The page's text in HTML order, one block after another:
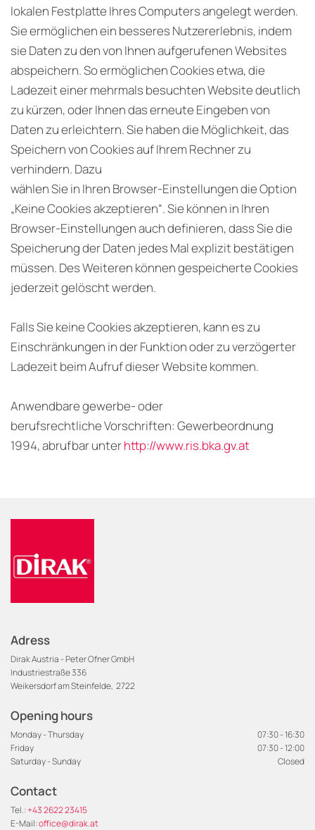
lokalen Festplatte Ihres Computers angelegt werden.
Sie ermöglichen ein besseres Nutzererlebnis, indem
sie Daten zu den von Ihnen aufgerufenen Websites
abspeichern. So ermöglichen Cookies etwa, die
Ladezeit einer mehrmals besuchten Website deutlich
zu kürzen, oder Ihnen das erneute Eingeben von
Daten zu erleichtern. Sie haben die Möglichkeit, das
Speichern von Cookies auf Ihrem Rechner zu
verhindern. Dazu
wählen Sie in Ihren Browser-Einstellungen die Option
„Keine Cookies akzeptieren“. Sie können in Ihren
Browser-Einstellungen auch definieren, dass Sie die
Speicherung der Daten jedes Mal explizit bestätigen
müssen. Des Weiteren können gespeicherte Cookies
jederzeit gelöscht werden.
Falls Sie keine Cookies akzeptieren, kann es zu
Einschränkungen in der Funktion oder zu verzögerter
Ladezeit beim Aufruf dieser Website kommen.
Anwendbare gewerbe- oder
berufsrechtliche Vorschriften: Gewerbeordnung
1994, abrufbar unterhttp://www.ris.bka.gv.at
Adress
Dirak Austria - Peter Ofner GmbH
Industriestraße 336
Weikersdorf am Steinfelde, 2722
Opening hours
Monday - Thursday
07:30 - 16:30
Friday
07:30 - 12:00
Saturday - Sunday
Closed
Contact
Tel.:+43 2622 23415
E-Mail:office@dirak.at